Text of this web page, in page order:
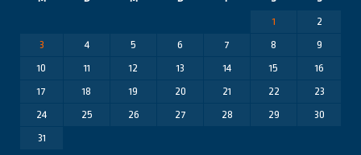
1
2
3
4 5 6 7 8
9
10
11 12 13 14 15
16
17
18 19 20 21 22
23
24
25 26 27 28 29
30
31